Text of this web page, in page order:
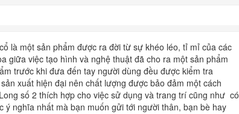
là một sản phẩm được ra đời từ sự khéo léo, tỉ mỉ của các
giữa việc tạo hình và nghệ thuật đã cho ra một sản phẩm
trước khi đưa đến tay người dùng đều được kiểm tra
xuất hiện đại nên chất lượng được bảo đảm một cách
số 2 thích hợp cho việc sử dụng và trang trí cũng như có
ý nghĩa nhất mà bạn muốn gửi tới người thân, bạn bè hay